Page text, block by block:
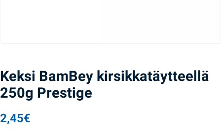
Keksi BamBey kirsikkatäytteellä
250g Prestige
2,45€